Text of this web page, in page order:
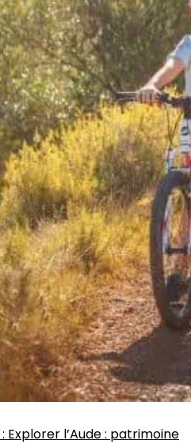
: Explorer l’Aude : patrimoine